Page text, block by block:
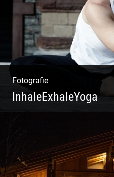
Fotografie
InhaleExhaleYoga
Crossover Stil |